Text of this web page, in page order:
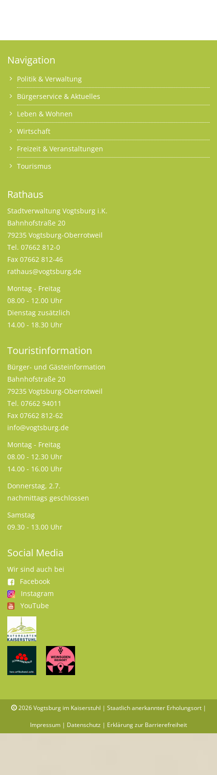
Navigation
Politik & Verwaltung
Bürgerservice & Aktuelles
Leben & Wohnen
Wirtschaft
Freizeit & Veranstaltungen
Tourismus
Rathaus
Stadtverwaltung Vogtsburg i.K.
Bahnhofstraße 20
79235 Vogtsburg-Oberrotweil
Tel. 07662 812-0
Fax 07662 812-46
rathaus@vogtsburg.de
Montag - Freitag
08.00 - 12.00 Uhr
Dienstag zusätzlich
14.00 - 18.30 Uhr
Touristinformation
Bürger- und Gästeinformation
Bahnhofstraße 20
79235 Vogtsburg-Oberrotweil
Tel. 07662 94011
Fax 07662 812-62
info@vogtsburg.de
Montag - Freitag
08.00 - 12.30 Uhr
14.00 - 16.00 Uhr
Donnerstag, 2.7.
nachmittags geschlossen
Samstag
09.30 - 13.00 Uhr
Social Media
Wir sind auch bei
Facebook
Instagram
YouTube
2026 Vogtsburg im Kaiserstuhl | Staatlich anerkannter Erholungsort |
Impressum | Datenschutz | Erklärung zur Barrierefreiheit